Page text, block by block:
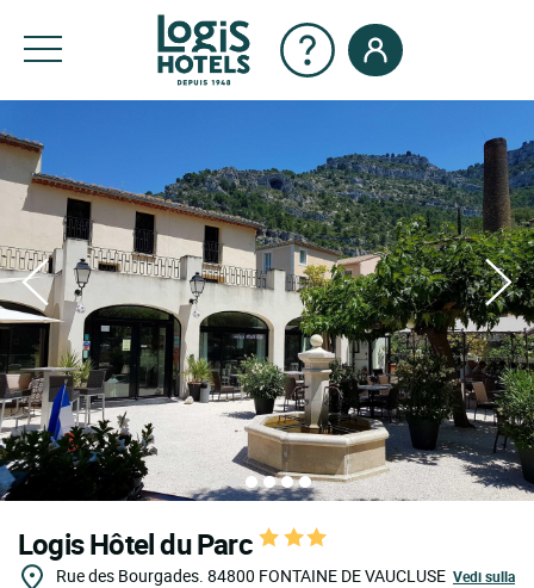
Logis Hôtel du Parc
Rue des Bourgades. 84800 FONTAINE DE VAUCLUSE Vedi sulla